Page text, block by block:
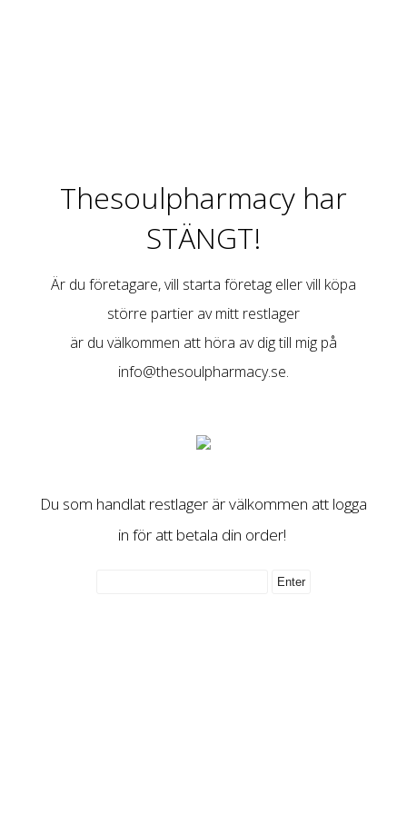
Thesoulpharmacy har
STÄNGT!
Är du företagare, vill starta företag eller vill köpa
större partier av mitt restlager
är du välkommen att höra av dig till mig på
info@thesoulpharmacy.se.
Du som handlat restlager är välkommen att logga
in för att betala din order!